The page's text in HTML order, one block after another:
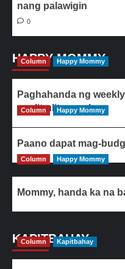
nang palawigin
0
HAPPY MOMMY
Column Happy Mommy
Paghahanda ng
paulit-ulit ang ulam
Column Happy Mommy
Paano dapat mag-
Column Happy Mommy
Mommy, handa ka na
KAPITBAHAY
Column Kapitbahay